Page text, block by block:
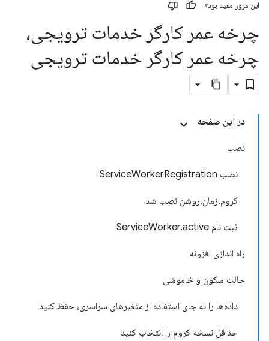
این مرور مفید بود؟
چرخه عمر کارگر خدمات ترویجی،
چرخه عمر کارگر خدمات ترویجی
در این صفحه
نصب
نصب ServiceWorkerRegistration
کروم.زمان.روشن نصب شد
ثبت نام ServiceWorker.active
راه اندازی افزونه
حالت سکون و خاموشی
داده‌ها را به جای استفاده از متغیرهای سراسری، حفظ کنید
حداقل نسخه کروم را انتخاب کنید